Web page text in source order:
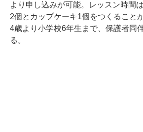
より申し込みが可能。レッスン時間
2個とカップケーキ1個をつくること
4歳より小学校6年生まで、保護者同
る。